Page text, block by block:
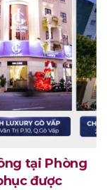
tại Phòng
được